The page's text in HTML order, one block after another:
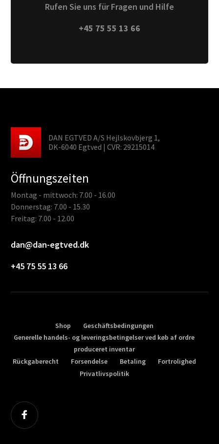
Rufen Sie uns für Fragen und Hilfe
+45 75 55 13 66
DAN EGTVED A/S Hejlskovbjerg 1,
DK-6040 Egtved | CVR: 29215014
Öffnungszeiten
Montag - mittwoch: 7.00 - 16.00
Donnerstag: 7.00 - 15.30
Freitag: 7.00 - 12.00
dan@dan-egtved.dk
+45 75 55 13 66
Shop
Geschäftsbedingungen
Generelle handels- og leveringsbetingelser ved køb af ordre
produceret inventar
Rückgaberecht
Forsendelse Betaling
Fortrolighed
Privatlivspolitik